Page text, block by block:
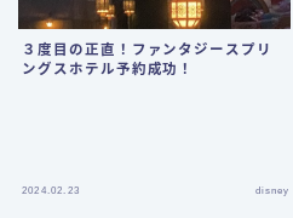
３度目の正直！ファンタジースプリ
ングスホテル予約成功！
2024.02.23 disney